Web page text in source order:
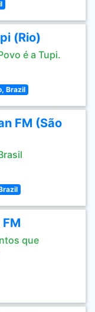
(Rio)
é a Tupi.
Brazil
FM (São
que